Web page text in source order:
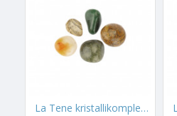
Kristalle ei ole vaja eelnevalt
ajalt puhasta kristallikomplekti
Patšuli eeterliku õliga
Kristallide puhastamise ja
La Tene kristallikomplekt "ÄRI JA TÖÖEDU"